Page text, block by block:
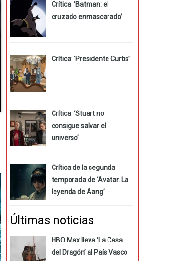
Crítica: ‘Batman: el
cruzado enmascarado’
Crítica: ‘Presidente Curtis’
Crítica: ‘Stuart no
consigue salvar el
universo’
Crítica de la segunda
temporada de ‘Avatar. La
leyenda de Aang’
Últimas noticias
HBO Max lleva ‘La Casa
del Dragón’ al País Vasco